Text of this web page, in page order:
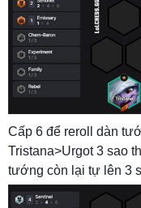
Cấp 6 để reroll dàn
Tristana>Urgot 3 sao
tướng còn lại tự lên 3